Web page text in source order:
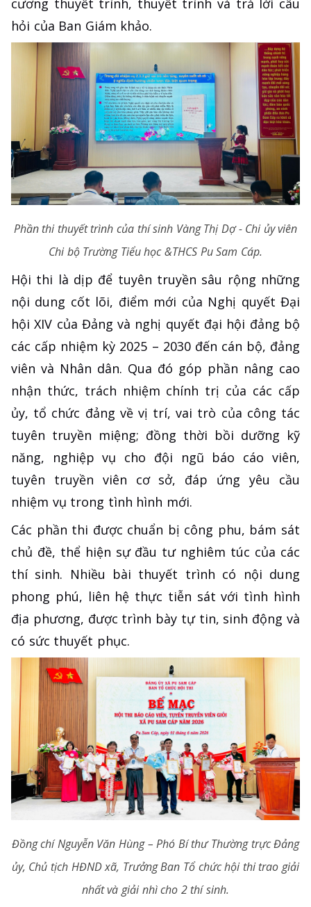
cương thuyết trình, thuyết trình và trả lời câu
hỏi của Ban Giám khảo.
Phần thi thuyết trình của thí sinh Vàng Thị Dợ - Chi ủy viên
Chi bộ Trường Tiểu học &THCS Pu Sam Cáp.
Hội thi là dịp để tuyên truyền sâu rộng những
nội dung cốt lõi, điểm mới của Nghị quyết Đại
hội XIV của Đảng và nghị quyết đại hội đảng bộ
các cấp nhiệm kỳ 2025 – 2030 đến cán bộ, đảng
viên và Nhân dân. Qua đó góp phần nâng cao
nhận thức, trách nhiệm chính trị của các cấp
ủy, tổ chức đảng về vị trí, vai trò của công tác
tuyên truyền miệng; đồng thời bồi dưỡng kỹ
năng, nghiệp vụ cho đội ngũ báo cáo viên,
tuyên truyền viên cơ sở, đáp ứng yêu cầu
nhiệm vụ trong tình hình mới.
Các phần thi được chuẩn bị công phu, bám sát
chủ đề, thể hiện sự đầu tư nghiêm túc của các
thí sinh. Nhiều bài thuyết trình có nội dung
phong phú, liên hệ thực tiễn sát với tình hình
địa phương, được trình bày tự tin, sinh động và
có sức thuyết phục.
Đồng chí Nguyễn Văn Hùng – Phó Bí thư Thường trực Đảng
ủy, Chủ tịch HĐND xã, Trưởng Ban Tổ chức hội thi trao giải
nhất và giải nhì cho 2 thí sinh.